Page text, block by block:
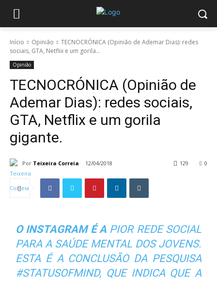
Início Opinião
TECNOCRÓNICA (Opinião de Ademar Dias): redes
sociais, GTA, Netflix e um gorila...
Opinião
TECNOCRÓNICA (Opinião de
Ademar Dias): redes sociais,
GTA, Netflix e um gorila
gigante.
Por Teixeira Correia 12/04/2018 0
129
O INSTAGRAM É A PIOR REDE SOCIAL
PARA A SAÚDE MENTAL DOS JOVENS.
ESTA É A CONCLUSÃO DA PESQUISA
#STATUSOFMIND, QUE INDICA QUE A